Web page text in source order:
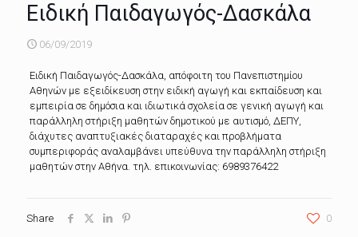
Ειδική Παιδαγωγός-Δασκάλα
06/09/2019
Ειδική Παιδαγωγός-Δασκάλα, απόφοιτη του Πανεπιστημίου
Αθηνών με εξειδίκευση στην ειδική αγωγή και εκπαίδευση και
εμπειρία σε δημόσια και ιδιωτικά σχολεία σε γενική αγωγή και
παράλληλη στήριξη μαθητών δημοτικού με αυτισμό, ΔΕΠΥ,
διάχυτες αναπτυξιακές διαταραχές και προβλήματα
συμπεριφοράς αναλαμβάνει υπεύθυνα την παράλληλη στήριξη
μαθητών στην Αθήνα. τηλ. επικοινωνίας: 6989376422
Share 0